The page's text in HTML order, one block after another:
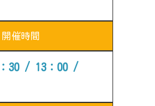
開催時間
30 / 13：00 /